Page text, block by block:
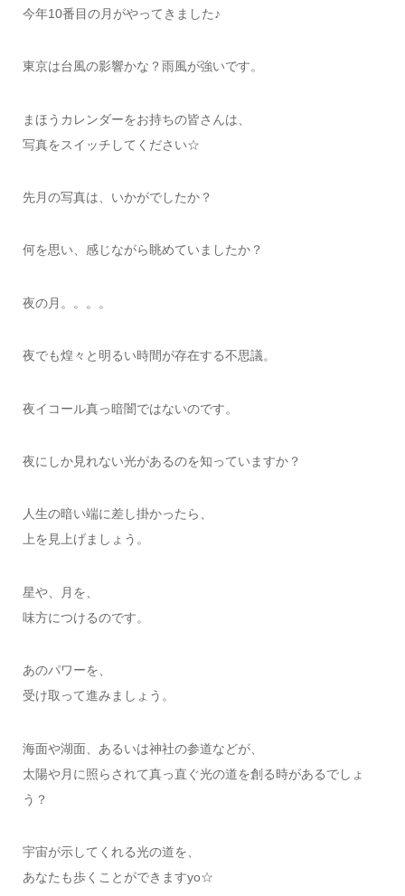
今年10番目の月がやってきました♪
東京は台風の影響かな？雨風が強いです。
まほうカレンダーをお持ちの皆さんは、
写真をスイッチしてください☆
先月の写真は、いかがでしたか？
何を思い、感じながら眺めていましたか？
夜の月。。。。
夜でも煌々と明るい時間が存在する不思議。
夜イコール真っ暗闇ではないのです。
夜にしか見れない光があるのを知っていますか？
人生の暗い端に差し掛かったら、
上を見上げましょう。
星や、月を、
味方につけるのです。
あのパワーを、
受け取って進みましょう。
海面や湖面、あるいは神社の参道などが、
太陽や月に照らされて真っ直ぐ光の道を創る時があるでしょ
う？
宇宙が示してくれる光の道を、
あなたも歩くことができますyo☆